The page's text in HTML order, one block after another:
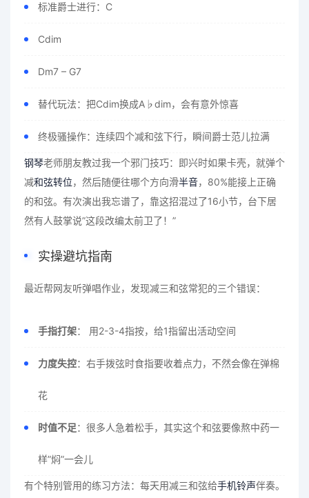
标准爵士进行：C
Cdim
Dm7 – G7
替代玩法：把Cdim换成A♭dim，会有意外惊喜
终极骚操作：连续四个减和弦下行，瞬间爵士范儿拉满
钢琴老师朋友教过我一个邪门技巧：即兴时如果卡壳，就弹个
减和弦转位，然后随便往哪个方向滑半音，80%能接上正确
的和弦。有次演出我忘谱了，靠这招混过了16小节，台下居
然有人鼓掌说”这段改编太前卫了！”
实操避坑指南
最近帮网友听弹唱作业，发现减三和弦常犯的三个错误：
手指打架： 用2-3-4指按，给1指留出活动空间
力度失控：右手拨弦时食指要收着点力，不然会像在弹棉
花
时值不足：很多人急着松手，其实这个和弦要像熬中药一
样”焖”一会儿
有个特别管用的练习方法：每天用减三和弦给手机铃声伴奏。